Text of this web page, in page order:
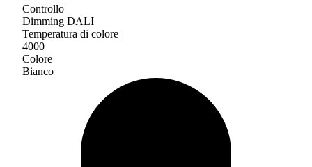
Controllo
Dimming DALI
Temperatura di colore
4000
Colore
Bianco